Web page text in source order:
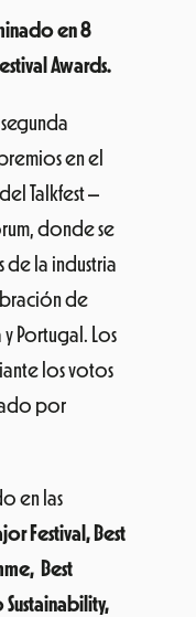
en 8
Awards.
en el
Talkfest –
donde se
la industria
de
y Portugal. Los
los votos
por
en las
Festival, Best
Best